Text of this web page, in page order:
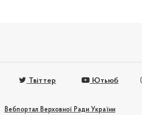
Твіттер Ютьюб
Вебпортал Верховної Ради України